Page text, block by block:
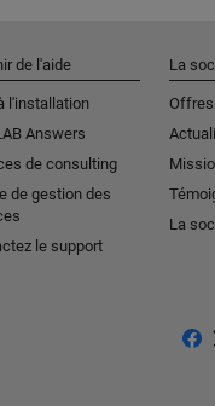
de l'aide
l'installation
Answers
de consulting
de gestion des
le support
La
Offres
La